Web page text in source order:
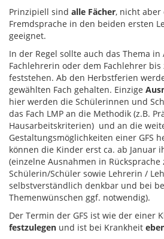
Prinzipiell sind alle Fächer, nicht aber
Fremdsprache in den beiden ersten
geeignet.
In der Regel sollte auch das Thema
Fachlehrerin oder dem Fachlehrer
feststehen. Ab den Herbstferien
gewählten Fach gehalten. Einzige
hier werden die Schülerinnen und
das Fach LMP an die Methodik (z.B.
Hausarbeitskriterien) und an die
Gestaltungsmöglichkeiten einer GFS
können die Kinder erst ca. ab Januar
(einzelne Ausnahmen in Rücksprache
Schülerin/Schüler sowie Lehrerin /
selbstverständlich denkbar und bei
Themenwünschen ggf. notwendig).
Der Termin der GFS ist wie der einer
festzulegen und ist bei Krankheit